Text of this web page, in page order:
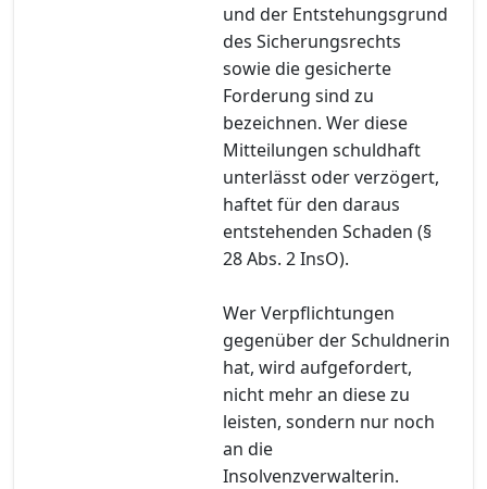
und der Entstehungsgrund
des Sicherungsrechts
sowie die gesicherte
Forderung sind zu
bezeichnen. Wer diese
Mitteilungen schuldhaft
unterlässt oder verzögert,
haftet für den daraus
entstehenden Schaden (§
28 Abs. 2 InsO).
Wer Verpflichtungen
gegenüber der Schuldnerin
hat, wird aufgefordert,
nicht mehr an diese zu
leisten, sondern nur noch
an die
Insolvenzverwalterin.